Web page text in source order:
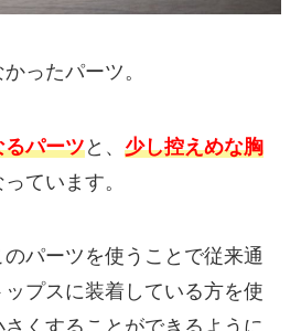
ったパーツ。
るパーツと、 少し控えめな胸
ています。
パーツを使うことで従来通
プスに装着している方を使